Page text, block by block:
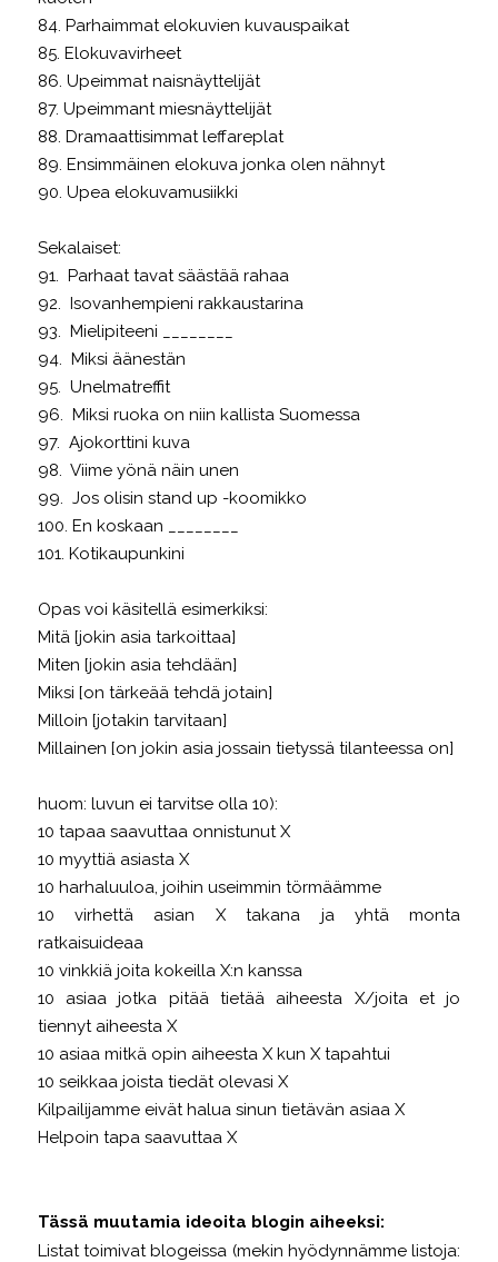
84. Parhaimmat elokuvien kuvauspaikat
85. Elokuvavirheet
86. Upeimmat naisnäyttelijät
87. Upeimmant miesnäyttelijät
88. Dramaattisimmat leffareplat
89. Ensimmäinen elokuva jonka olen nähnyt
90. Upea elokuvamusiikki
Sekalaiset:
91. Parhaat tavat säästää rahaa
92. Isovanhempieni rakkaustarina
93. Mielipiteeni ________
94. Miksi äänestän
95. Unelmatreffit
96. Miksi ruoka on niin kallista Suomessa
97. Ajokorttini kuva
98. Viime yönä näin unen
99. Jos olisin stand up -koomikko
100. En koskaan ________
101. Kotikaupunkini
Opas voi käsitellä esimerkiksi:
Mitä [jokin asia tarkoittaa]
Miten [jokin asia tehdään]
Miksi [on tärkeää tehdä jotain]
Milloin [jotakin tarvitaan]
Millainen [on jokin asia jossain tietyssä tilanteessa on]
huom: luvun ei tarvitse olla 10):
10 tapaa saavuttaa onnistunut X
10 myyttiä asiasta X
10 harhaluuloa, joihin useimmin törmäämme
10 virhettä asian X takana ja yhtä monta
ratkaisuideaa
10 vinkkiä joita kokeilla X:n kanssa
10 asiaa jotka pitää tietää aiheesta X/joita et jo
tiennyt aiheesta X
10 asiaa mitkä opin aiheesta X kun X tapahtui
10 seikkaa joista tiedät olevasi X
Kilpailijamme eivät halua sinun tietävän asiaa X
Helpoin tapa saavuttaa X
Tässä muutamia ideoita blogin aiheeksi:
Listat toimivat blogeissa (mekin hyödynnämme listoja: